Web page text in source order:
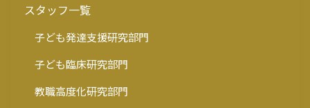
スタッフ一覧
子ども発達支援研究部門
子ども臨床研究部門
教職高度化研究部門